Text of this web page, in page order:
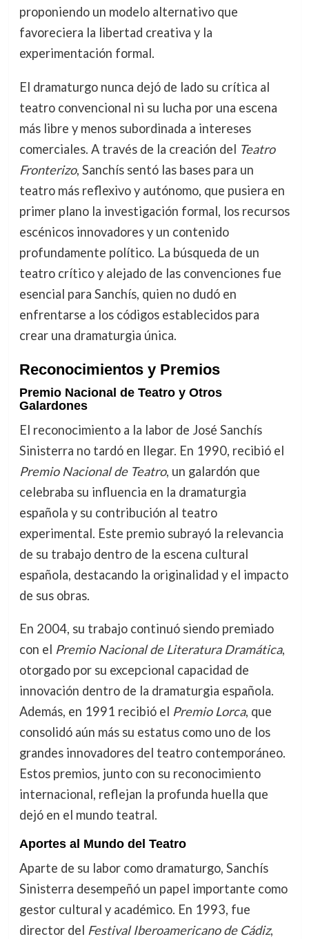
proponiendo un modelo alternativo que
favoreciera la libertad creativa y la
experimentación formal.
El dramaturgo nunca dejó de lado su crítica al
teatro convencional ni su lucha por una escena
más libre y menos subordinada a intereses
comerciales. A través de la creación del Teatro
Fronterizo, Sanchís sentó las bases para un
teatro más reflexivo y autónomo, que pusiera en
primer plano la investigación formal, los recursos
escénicos innovadores y un contenido
profundamente político. La búsqueda de un
teatro crítico y alejado de las convenciones fue
esencial para Sanchís, quien no dudó en
enfrentarse a los códigos establecidos para
crear una dramaturgia única.
Reconocimientos y Premios
Premio Nacional de Teatro y Otros
Galardones
El reconocimiento a la labor de José Sanchís
Sinisterra no tardó en llegar. En 1990, recibió el
Premio Nacional de Teatro, un galardón que
celebraba su influencia en la dramaturgia
española y su contribución al teatro
experimental. Este premio subrayó la relevancia
de su trabajo dentro de la escena cultural
española, destacando la originalidad y el impacto
de sus obras.
En 2004, su trabajo continuó siendo premiado
con el Premio Nacional de Literatura Dramática,
otorgado por su excepcional capacidad de
innovación dentro de la dramaturgia española.
Además, en 1991 recibió el Premio Lorca, que
consolidó aún más su estatus como uno de los
grandes innovadores del teatro contemporáneo.
Estos premios, junto con su reconocimiento
internacional, reflejan la profunda huella que
dejó en el mundo teatral.
Aportes al Mundo del Teatro
Aparte de su labor como dramaturgo, Sanchís
Sinisterra desempeñó un papel importante como
gestor cultural y académico. En 1993, fue
director del Festival Iberoamericano de Cádiz,